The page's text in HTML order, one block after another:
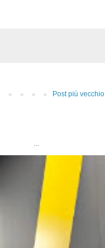
Post più vecchio